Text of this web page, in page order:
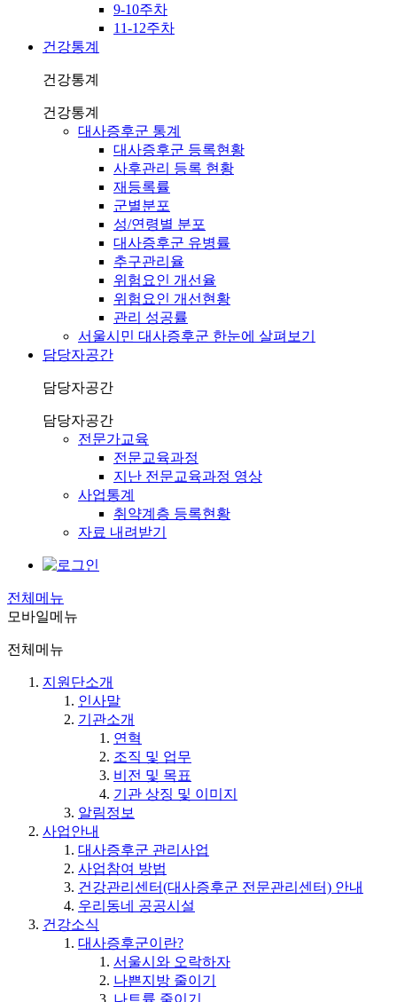
9-10주차
11-12주차
건강통계
건강통계
건강통계
대사증후군 통계
대사증후군 등록현황
사후관리 등록 현황
재등록률
군별분포
성/연령별 분포
대사증후군 유병률
추구관리율
위험요인 개선율
위험요인 개선현황
관리 성공률
서울시민 대사증후군 한눈에 살펴보기
담당자공간
담당자공간
담당자공간
전문가교육
전문교육과정
지난 전문교육과정 영상
사업통계
취약계층 등록현황
자료 내려받기
전체메뉴
모바일메뉴
전체메뉴
지원단소개
인사말
기관소개
연혁
조직 및 업무
비전 및 목표
기관 상징 및 이미지
알림정보
사업안내
대사증후군 관리사업
사업참여 방법
건강관리센터(대사증후군 전문관리센터) 안내
우리동네 공공시설
건강소식
대사증후군이란?
서울시와 오락하자
나쁜지방 줄이기
나트륨 줄이기